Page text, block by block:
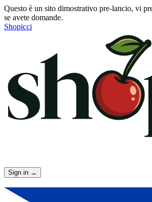
Questo è un sito dimostrativo pre-lancio, vi
se avete domande.
Shopicci
Sign in →